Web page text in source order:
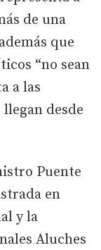
de una
que
“no sean
a las
desde
Puente
en
y la
Aluches